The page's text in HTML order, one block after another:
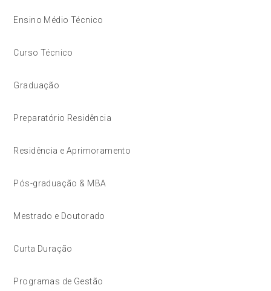
Ensino Médio Técnico
Curso Técnico
Graduação
Preparatório Residência
Residência e Aprimoramento
Pós-graduação & MBA
Mestrado e Doutorado
Curta Duração
Programas de Gestão